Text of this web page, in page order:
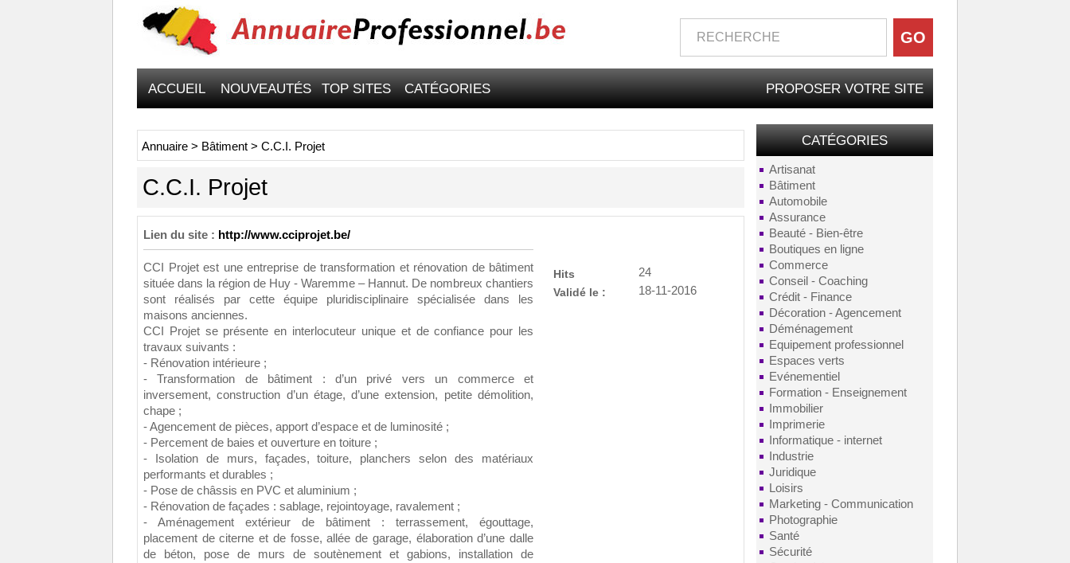
ACCUEIL NOUVEAUTÉS TOP SITES CATÉGORIES PROPOSER VOTRE SITE
CATÉGORIES
Artisanat
Bâtiment
Automobile
Assurance
Beauté - Bien-être
Boutiques en ligne
Commerce
Conseil - Coaching
Crédit - Finance
Décoration - Agencement
Déménagement
Equipement professionnel
Espaces verts
Evénementiel
Formation - Enseignement
Immobilier
Imprimerie
Informatique - internet
Industrie
Juridique
Loisirs
Marketing - Communication
Photographie
Santé
Sécurité
Annuaire > Bâtiment > C.C.I. Projet
C.C.I. Projet
Lien du site : http://www.cciprojet.be/
CCI Projet est une entreprise de transformation et rénovation de bâtiment
située dans la région de Huy - Waremme – Hannut. De nombreux chantiers
sont réalisés par cette équipe pluridisciplinaire spécialisée dans les
maisons anciennes.
CCI Projet se présente en interlocuteur unique et de confiance pour les
travaux suivants :
- Rénovation intérieure ;
- Transformation de bâtiment : d’un privé vers un commerce et
inversement, construction d’un étage, d’une extension, petite démolition,
chape ;
- Agencement de pièces, apport d’espace et de luminosité ;
- Percement de baies et ouverture en toiture ;
- Isolation de murs, façades, toiture, planchers selon des matériaux
performants et durables ;
- Pose de châssis en PVC et aluminium ;
- Rénovation de façades : sablage, rejointoyage, ravalement ;
- Aménagement extérieur de bâtiment : terrassement, égouttage,
placement de citerne et de fosse, allée de garage, élaboration d’une dalle
de béton, pose de murs de soutènement et gabions, installation de
Hits
24
Validé le :
18-11-2016